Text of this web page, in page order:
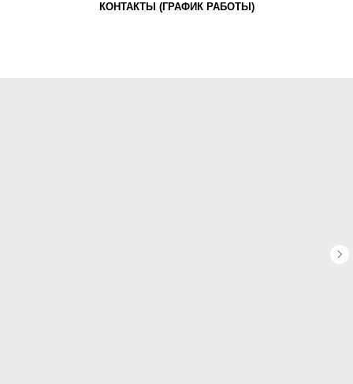
КОНТАКТЫ (ГРАФИК РАБОТЫ)